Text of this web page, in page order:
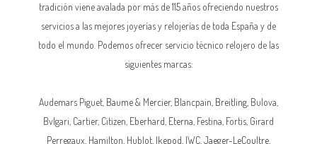
tradición viene avalada por más de 115 años ofreciendo nuestros
servicios a las mejores joyerías y relojerías de toda España y de
todo el mundo. Podemos ofrecer servicio técnico relojero de las
siguientes marcas:
Audemars Piguet, Baume & Mercier, Blancpain, Breitling , Bulova,
Bvlgari, Cartier, Citizen, Eberhard, Eterna , Festina, Fortis, Girard
Perregaux, Hamilton, Hublot, Ikepod IWC Jaeger-LeCoultre